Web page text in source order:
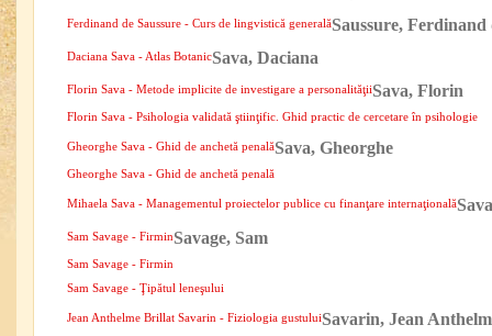
Saussure, Ferdinand
Ferdinand de Saussure - Curs de lingvistică generală
Sava, Daciana
Daciana Sava - Atlas Botanic
Sava, Florin
Florin Sava - Metode implicite de investigare a personalităţii
Florin Sava - Psihologia validată ştiinţific. Ghid practic de cercetare în psihologie
Sava, Gheorghe
Gheorghe Sava - Ghid de anchetă penală
Gheorghe Sava - Ghid de anchetă penală
Mihaela Sava - Managementul proiectelor publice cu finanţare internaţională
Savage, Sam
Sam Savage - Firmin
Sam Savage - Firmin
Sam Savage - Ţipătul leneşului
Savarin, Jean
Jean Anthelme Brillat Savarin - Fiziologia gustului